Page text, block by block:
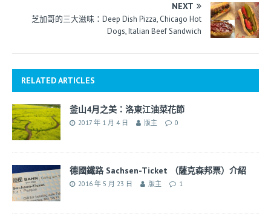
NEXT
芝加哥的三大滋味：Deep Dish Pizza, Chicago Hot
Dogs, Italian Beef Sandwich
RELATED ARTICLES
釜山4月之美：洛東江油菜花節
2017 年 1 月 4 日 版主 0
德國鐵路 Sachsen-Ticket （薩克森邦票）介紹
2016 年 5 月 23 日 版主 1